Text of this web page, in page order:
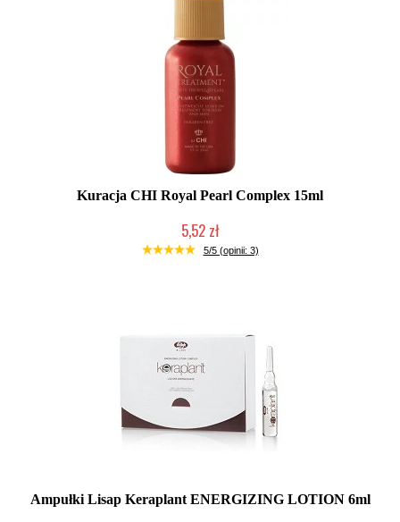
Kuracja CHI Royal Pearl Complex 15ml
5,52 zł
Duża ilość (wysyłka w 24h)
5/5 (opinii: 3)
Ampułki Lisap Keraplant ENERGIZING LOTION 6ml